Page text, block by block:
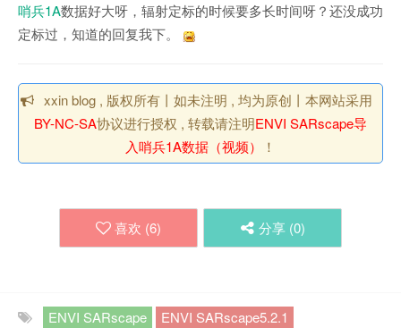
哨兵1A数据好大呀，辐射定标的时候要多长时间呀？还没成功
定标过，知道的回复我下。
xxin blog , 版权所有丨如未注明 , 均为原创丨本网站采用
BY-NC-SA协议进行授权 , 转载请注明ENVI SARscape导
入哨兵1A数据（视频）
！
喜欢 (6) 分享 (0)
ENVI SARscape
ENVI SARscape5.2.1